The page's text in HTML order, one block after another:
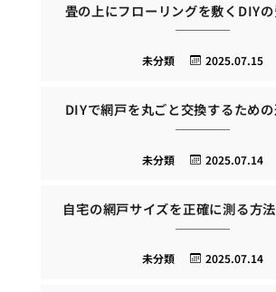
畳の上にフローリングを敷くDIY
2025.07.15
未分類
DIYで網戸を丸ごと交換するため
2025.07.14
未分類
自宅の網戸サイズを正確に測る方
2025.07.14
未分類